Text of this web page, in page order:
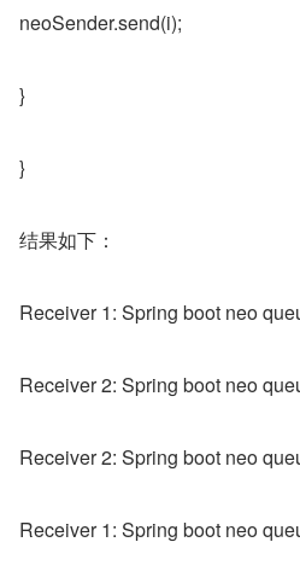
neoSender.send(i);
}
}
结果如下：
Receiver 1: Spring boot neo
Receiver 2: Spring boot neo
Receiver 2: Spring boot neo
Receiver 1: Spring boot neo